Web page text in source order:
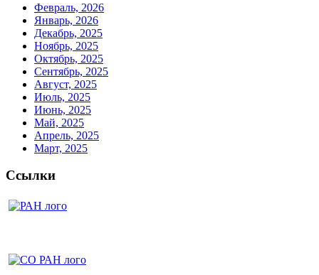
Февраль, 2026
Январь, 2026
Декабрь, 2025
Ноябрь, 2025
Октябрь, 2025
Сентябрь, 2025
Август, 2025
Июль, 2025
Июнь, 2025
Май, 2025
Апрель, 2025
Март, 2025
Ссылки